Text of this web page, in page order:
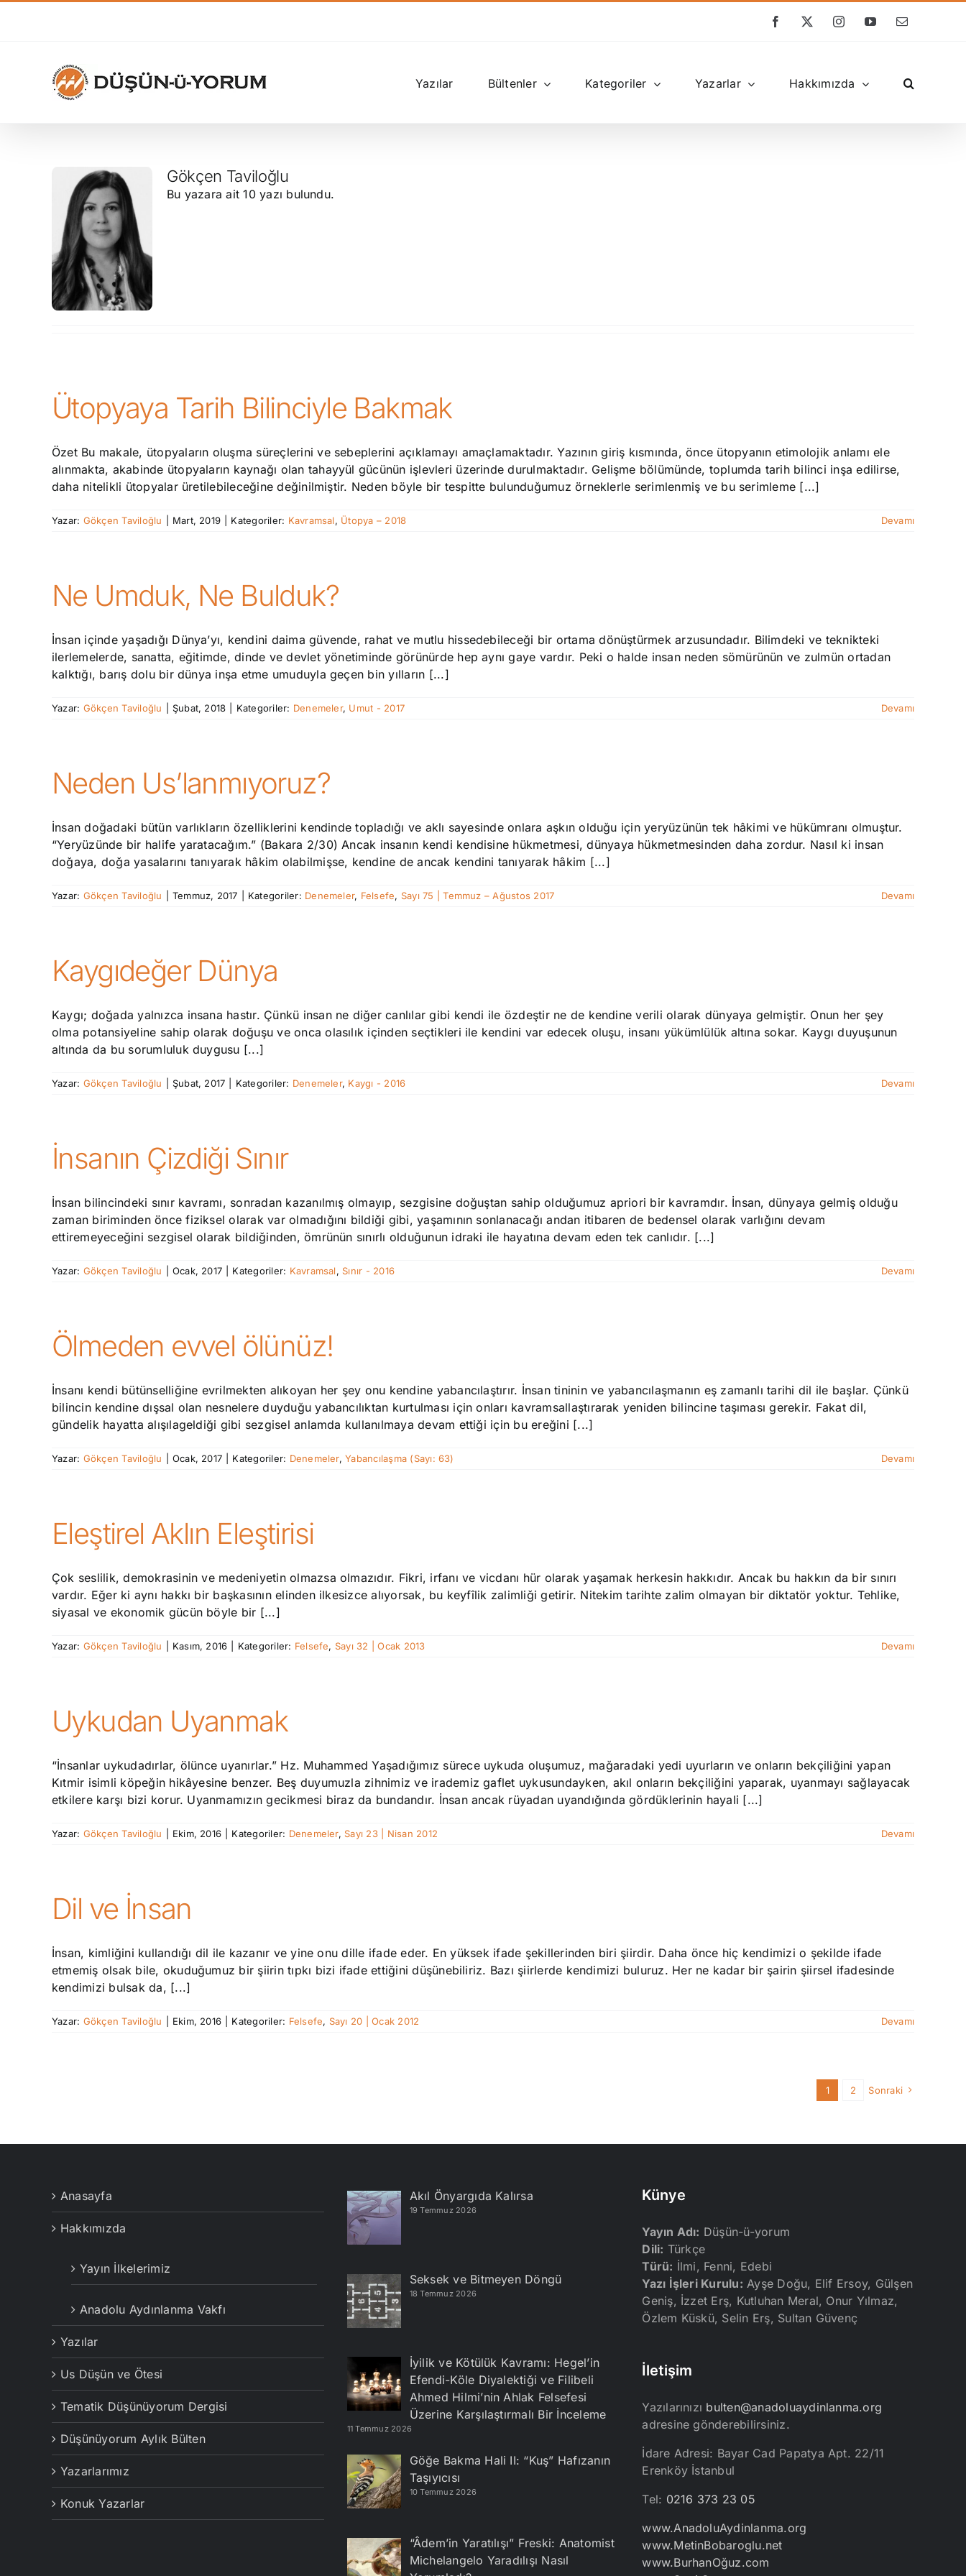
Facebook
X InstagramYouTube
E-
Yazılar Bültenler Kategoriler Yazarlar Hakkımızda
Gökçen Taviloğlu
Bu yazara ait 10 yazı bulundu.
Ütopyaya Tarih Bilinciyle Bakmak
Özet Bu makale, ütopyaların oluşma süreçlerini ve sebeplerini açıklamayı amaçlamaktadır. Yazının giriş kısmında, önce ütopyanın etimolojik anlamı ele
alınmakta, akabinde ütopyaların kaynağı olan tahayyül gücünün işlevleri üzerinde durulmaktadır. Gelişme bölümünde, toplumda tarih bilinci inşa edilirse,
daha nitelikli ütopyalar üretilebileceğine değinilmiştir. Neden böyle bir tespitte bulunduğumuz örneklerle serimlenmiş ve bu serimleme [...]
Yazar: Gökçen Taviloğlu Mart, 2019 Kategoriler: Kavramsal, Ütopya – 2018 Devamı
Ne Umduk, Ne Bulduk?
İnsan içinde yaşadığı Dünya’yı, kendini daima güvende, rahat ve mutlu hissedebileceği bir ortama dönüştürmek arzusundadır. Bilimdeki ve teknikteki
ilerlemelerde, sanatta, eğitimde, dinde ve devlet yönetiminde görünürde hep aynı gaye vardır. Peki o halde insan neden sömürünün ve zulmün ortadan
kalktığı, barış dolu bir dünya inşa etme umuduyla geçen bin yılların [...]
Yazar: Gökçen Taviloğlu Şubat, 2018 Kategoriler: Denemeler, Umut - 2017 Devamı
Neden Us’lanmıyoruz?
İnsan doğadaki bütün varlıkların özelliklerini kendinde topladığı ve aklı sayesinde onlara aşkın olduğu için yeryüzünün tek hâkimi ve hükümranı olmuştur.
“Yeryüzünde bir halife yaratacağım.” (Bakara 2/30) Ancak insanın kendi kendisine hükmetmesi, dünyaya hükmetmesinden daha zordur. Nasıl ki insan
doğaya, doğa yasalarını tanıyarak hâkim olabilmişse, kendine de ancak kendini tanıyarak hâkim [...]
Yazar: Gökçen Taviloğlu Temmuz, 2017 Kategoriler: Denemeler, Felsefe, Sayı 75 | Temmuz – Ağustos 2017 Devamı
Kaygıdeğer Dünya
Kaygı; doğada yalnızca insana hastır. Çünkü insan ne diğer canlılar gibi kendi ile özdeştir ne de kendine verili olarak dünyaya gelmiştir. Onun her şey
olma potansiyeline sahip olarak doğuşu ve onca olasılık içinden seçtikleri ile kendini var edecek oluşu, insanı yükümlülük altına sokar. Kaygı duyuşunun
altında da bu sorumluluk duygusu [...]
Yazar: Gökçen Taviloğlu Şubat, 2017 Kategoriler: Denemeler, Kaygı - 2016 Devamı
İnsanın Çizdiği Sınır
İnsan bilincindeki sınır kavramı, sonradan kazanılmış olmayıp, sezgisine doğuştan sahip olduğumuz apriori bir kavramdır. İnsan, dünyaya gelmiş olduğu
zaman biriminden önce fiziksel olarak var olmadığını bildiği gibi, yaşamının sonlanacağı andan itibaren de bedensel olarak varlığını devam
ettiremeyeceğini sezgisel olarak bildiğinden, ömrünün sınırlı olduğunun idraki ile hayatına devam eden tek canlıdır. [...]
Yazar: Gökçen Taviloğlu Ocak, 2017 Kategoriler: Kavramsal, Sınır - 2016 Devamı
Ölmeden evvel ölünüz!
İnsanı kendi bütünselliğine evrilmekten alıkoyan her şey onu kendine yabancılaştırır. İnsan tininin ve yabancılaşmanın eş zamanlı tarihi dil ile başlar. Çünkü
bilincin kendine dışsal olan nesnelere duyduğu yabancılıktan kurtulması için onları kavramsallaştırarak yeniden bilincine taşıması gerekir. Fakat dil,
gündelik hayatta alışılageldiği gibi sezgisel anlamda kullanılmaya devam ettiği için bu ereğini [...]
Yazar: Gökçen Taviloğlu Ocak, 2017 Kategoriler: Denemeler,Yabancılaşma (Sayı: 63) Devamı
Eleştirel Aklın Eleştirisi
Çok seslilik, demokrasinin ve medeniyetin olmazsa olmazıdır. Fikri, irfanı ve vicdanı hür olarak yaşamak herkesin hakkıdır. Ancak bu hakkın da bir sınırı
vardır. Eğer ki aynı hakkı bir başkasının elinden ilkesizce alıyorsak, bu keyfîlik zalimliği getirir. Nitekim tarihte zalim olmayan bir diktatör yoktur. Tehlike,
siyasal ve ekonomik gücün böyle bir [...]
Yazar: Gökçen Taviloğlu Kasım, 2016 Kategoriler: Felsefe, Sayı 32 | Ocak 2013 Devamı
Uykudan Uyanmak
“İnsanlar uykudadırlar, ölünce uyanırlar.” Hz. Muhammed Yaşadığımız sürece uykuda oluşumuz, mağaradaki yedi uyurların ve onların bekçiliğini yapan
Kıtmir isimli köpeğin hikâyesine benzer. Beş duyumuzla zihnimiz ve irademiz gaflet uykusundayken, akıl onların bekçiliğini yaparak, uyanmayı sağlayacak
etkilere karşı bizi korur. Uyanmamızın gecikmesi biraz da bundandır. İnsan ancak rüyadan uyandığında gördüklerinin hayali [...]
Yazar: Gökçen Taviloğlu Ekim, 2016 Kategoriler: Denemeler, Sayı 23 | Nisan 2012 Devamı
Dil ve İnsan
İnsan, kimliğini kullandığı dil ile kazanır ve yine onu dille ifade eder. En yüksek ifade şekillerinden biri şiirdir. Daha önce hiç kendimizi o şekilde ifade
etmemiş olsak bile, okuduğumuz bir şiirin tıpkı bizi ifade ettiğini düşünebiliriz. Bazı şiirlerde kendimizi buluruz. Her ne kadar bir şairin şiirsel ifadesinde
kendimizi bulsak da, [...]
Yazar: Gökçen Taviloğlu Ekim, 2016 Kategoriler: Felsefe, Sayı 20 | Ocak 2012 Devamı
1 2 Sonraki
Anasayfa
Hakkımızda
Yayın İlkelerimiz
Anadolu Aydınlanma Vakfı
Yazılar
Us Düşün ve Ötesi
Tematik Düşünüyorum Dergisi
Düşünüyorum Aylık Bülten
Yazarlarımız
Konuk Yazarlar
Akıl Önyargıda Kalırsa
19 Temmuz 2026
Seksek ve Bitmeyen Döngü
18 Temmuz 2026
İyilik ve Kötülük Kavramı: Hegel’in
Efendi-Köle Diyalektiği ve Filibeli
Ahmed Hilmi’nin Ahlak Felsefesi
Üzerine Karşılaştırmalı Bir İnceleme
11 Temmuz 2026
Göğe Bakma Hali II: “Kuş” Hafızanın
Taşıyıcısı
10 Temmuz 2026
“Âdem’in Yaratılışı” Freski: Anatomist
Michelangelo Yaradılışı Nasıl
Künye
Yayın Adı: Düşün-ü-yorum
Dili: Türkçe
Türü: İlmi, Fenni, Edebi
Yazı İşleri Kurulu: Ayşe Doğu, Elif Ersoy, Gülşen
Geniş, İzzet Erş, Kutluhan Meral, Onur Yılmaz,
Özlem Küskü, Selin Erş, Sultan Güvenç
İletişim
Yazılarınızı bulten@anadoluaydinlanma.org
adresine gönderebilirsiniz.
İdare Adresi: Bayar Cad Papatya Apt. 22/11
Erenköy İstanbul
Tel: 0216 373 23 05
www.AnadoluAydinlanma.org
www.MetinBobaroglu.net
www.BurhanOğuz.com